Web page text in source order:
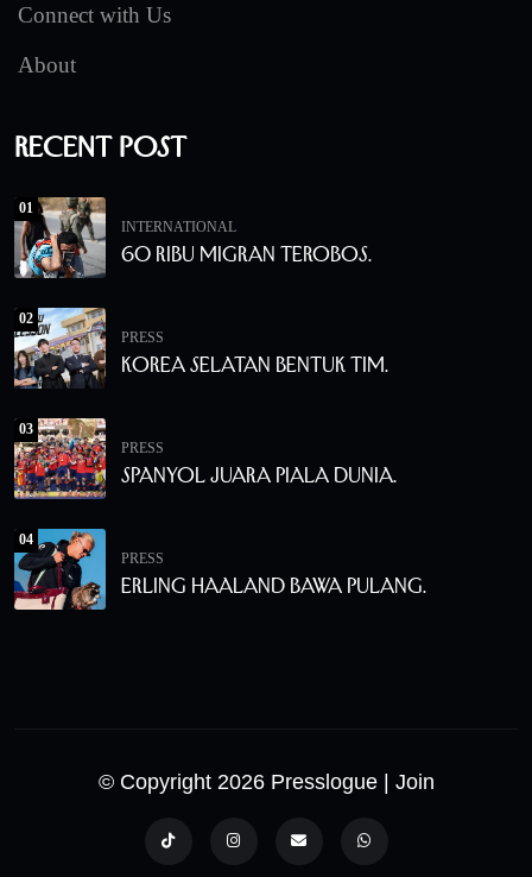
Connect with Us
About
Recent Post
01
INTERNATIONAL
60 Ribu Migran Terobos.
02
PRESS
Korea Selatan Bentuk Tim.
03
PRESS
Spanyol Juara Piala Dunia.
04
PRESS
Erling Haaland Bawa Pulang.
© Copyright 2026 Presslogue | Join